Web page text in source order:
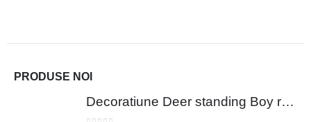
PRODUSE NOI
Decoratiune Deer standing Boy roz 17x14x48 cm din poliester pentru decor interior elegant